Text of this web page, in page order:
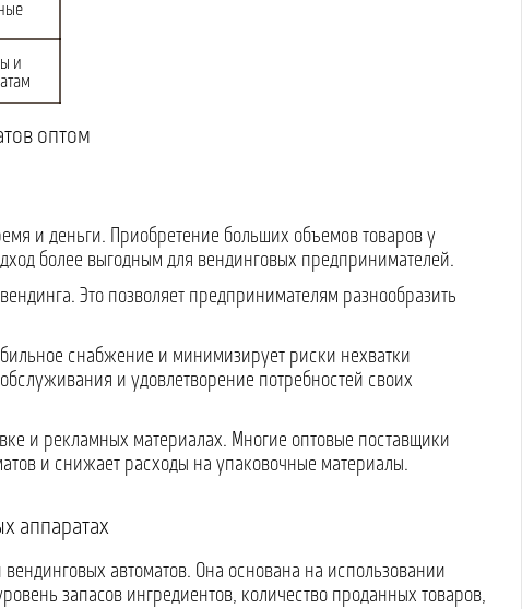
и
оптом
и деньги. Приобретение больших объемов товаров у
более выгодным для вендинговых предпринимателей.
Это позволяет предпринимателям разнообразить
снабжение и минимизирует риски нехватки
и удовлетворение потребностей своих
и рекламных материалах. Многие оптовые поставщики
и снижает расходы на упаковочные материалы.
аппаратах
вендинговых автоматов. Она основана на использовании
запасов ингредиентов, количество проданных товаров,